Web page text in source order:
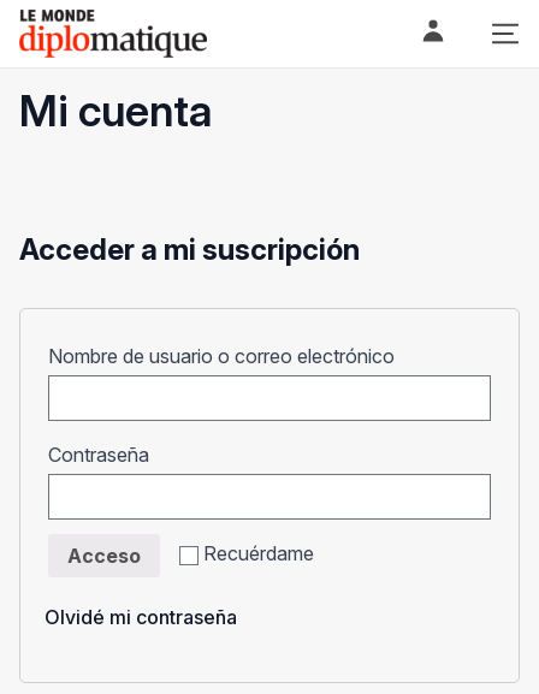
Skip
content
Le monde diplomatique
Mi cuenta
Acceder a mi suscripción
Nombre de usuario o correo electrónico
Contraseña
Recuérdame
Acceso
Olvidé mi contraseña